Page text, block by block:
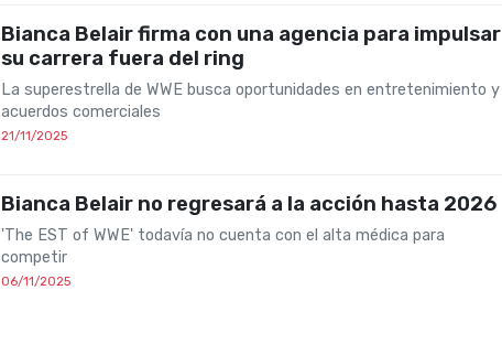
Bianca Belair firma con una agencia para impulsar
su carrera fuera del ring
La superestrella de WWE busca oportunidades en entretenimiento y
acuerdos comerciales
21/11/2025
Bianca Belair no regresará a la acción hasta 2026
'The EST of WWE' todavía no cuenta con el alta médica para
competir
06/11/2025